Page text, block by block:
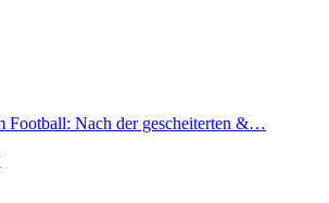
Football: Nach der gescheiterten &…